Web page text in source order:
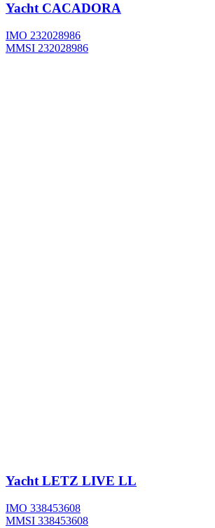
Yacht CACADORA
IMO 232028986
MMSI 232028986
YachtLETZ LIVE LL
IMO 338453608
MMSI 338453608